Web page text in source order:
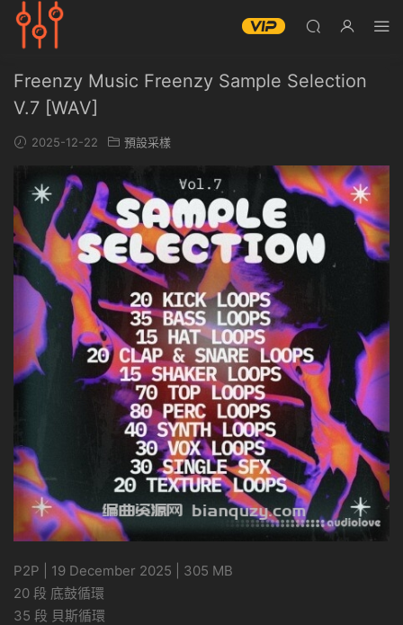
Freenzy Music Freenzy Sample Selection
V.7 [WAV]
2025-12-22 預設采樣
P2P | 19 December 2025 | 305 MB
20 段 底鼓循環
35 段 貝斯循環